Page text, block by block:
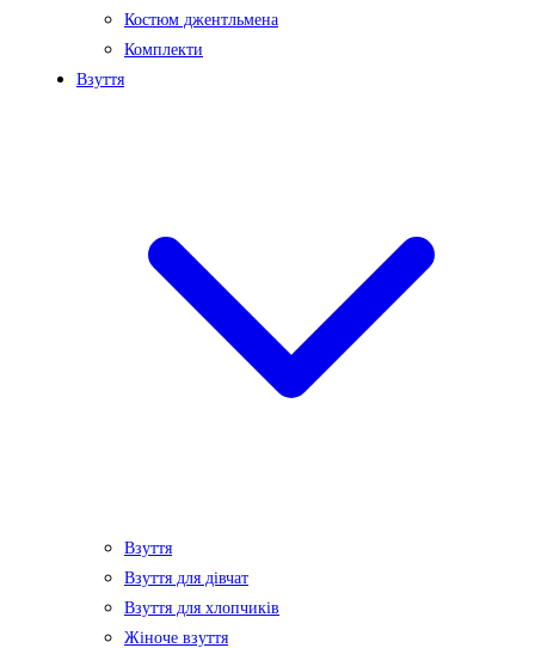
Костюм джентльмена
Комплекти
Взуття
Взуття
Взуття для дівчат
Взуття для хлопчиків
Жіноче взуття